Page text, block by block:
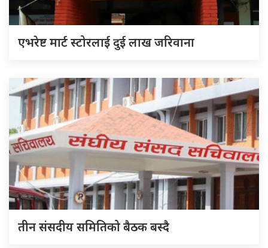
एभरेष्ट मार्ट स्टोरलाई दुई लाख जरिवाना
तीन संसदीय समितिको बैठक बस्दै